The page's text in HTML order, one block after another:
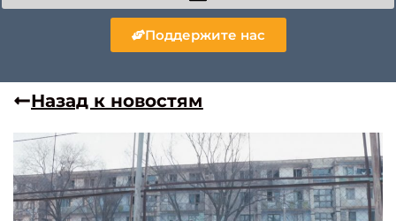
Поддержите нас
Назад к новостям